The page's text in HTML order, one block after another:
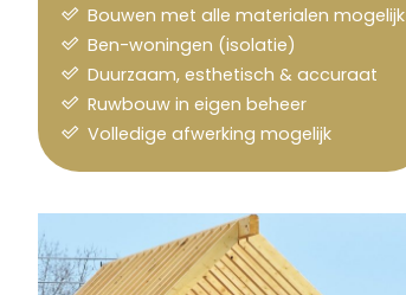
Bouwen met alle materialen mogelijk
Ben-woningen (isolatie)
Duurzaam, esthetisch & accuraat
Ruwbouw in eigen beheer
Volledige afwerking mogelijk